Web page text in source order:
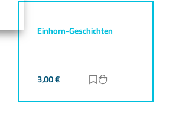
Einhorn-Geschichten
3,00€ Zur Merkliste